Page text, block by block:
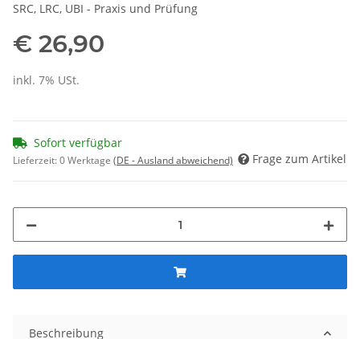
SRC, LRC, UBI - Praxis und Prüfung
€ 26,90
inkl. 7% USt.
Sofort verfügbar
Lieferzeit:0 Werktage (DE - Ausland abweichend) Frage zum Artikel
Beschreibung